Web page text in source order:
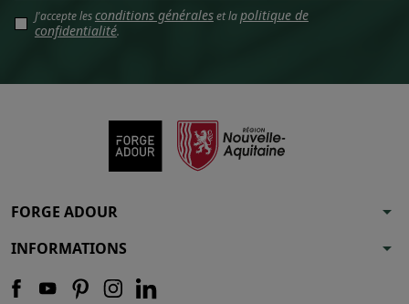
J'accepte lesconditions généraleset lapolitique de
confidentialité.
FORGE ADOUR arrow_drop_down
INFORMATIONS arrow_drop_down